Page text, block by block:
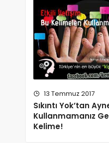
13 Temmuz 2017
Sıkıntı Yok’tan
Kullanmamanız
Kelime!